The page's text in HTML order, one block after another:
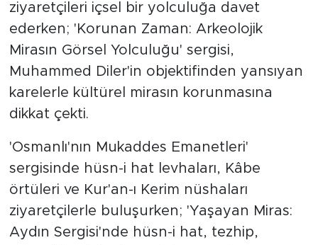
ziyaretçileri içsel bir yolculuğa davet
ederken; 'Korunan Zaman: Arkeolojik
Mirasın Görsel Yolculuğu' sergisi,
Muhammed Diler'in objektifinden yansıyan
karelerle kültürel mirasın korunmasına
dikkat çekti.
'Osmanlı'nın Mukaddes Emanetleri'
sergisinde hüsn-i hat levhaları, Kâbe
örtüleri ve Kur'an-ı Kerim nüshaları
ziyaretçilerle buluşurken; 'Yaşayan Miras:
Aydın Sergisi'nde hüsn-i hat, tezhip,